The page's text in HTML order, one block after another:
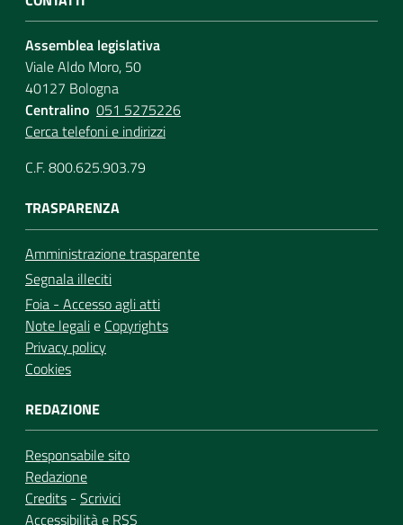
Assemblea legislativa
Viale Aldo Moro, 50
40127 Bologna
Centralino 051 5275226
Cerca telefoni e indirizzi
C.F. 800.625.903.79
TRASPARENZA
Amministrazione trasparente
Segnala illeciti
Foia - Accesso agli atti
Note legalie Copyrights
Privacy policy
Cookies
REDAZIONE
Responsabile sito
Redazione
Credits - Scrivici
Accessibilitàe RSS